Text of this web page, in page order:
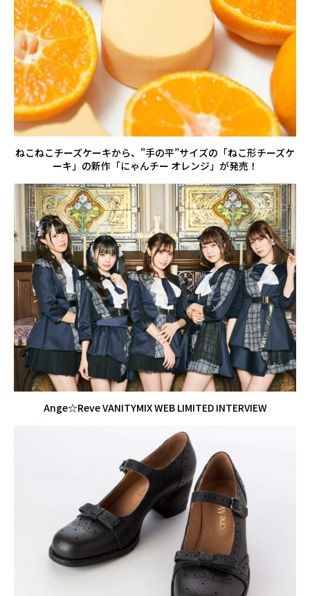
ねこねこチーズケーキから、"手の平”サイズの「ねこ形チーズケ
ーキ」の新作「にゃんチー オレンジ」が発売！
Ange☆Reve VANITYMIX WEB LIMITED INTERVIEW